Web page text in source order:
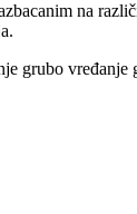
na
grubo vređanje